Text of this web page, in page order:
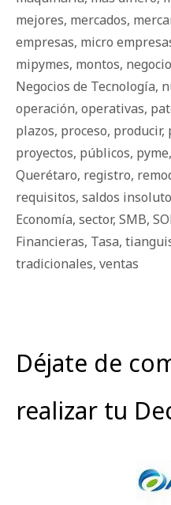
mejores, mercados,
empresas, micro
mipymes, montos, negocio
Negocios de Tecnología,
operación, operativas,
plazos, proceso, producir,
proyectos, públicos, pyme,
Querétaro, registro,
requisitos, saldos
Economía, sector, SMB,
Financieras, Tasa,
tradicionales, ventas
Déjate de
realizar tu